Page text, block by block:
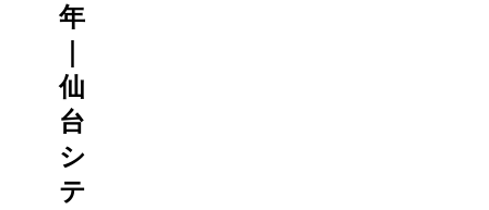
年
仙
台
シ
テ